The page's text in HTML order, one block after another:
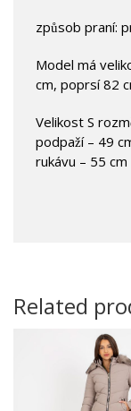
způsob praní:
Model má
cm, poprsí 82
Velikost S
podpaží – 49
rukávu – 55 cm
Related